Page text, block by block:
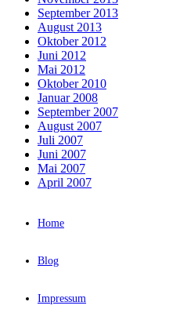
September 2013
August 2013
Oktober 2012
Juni 2012
Mai 2012
Oktober 2010
Januar 2008
September 2007
August 2007
Juli 2007
Juni 2007
Mai 2007
April 2007
Home
Blog
Impressum